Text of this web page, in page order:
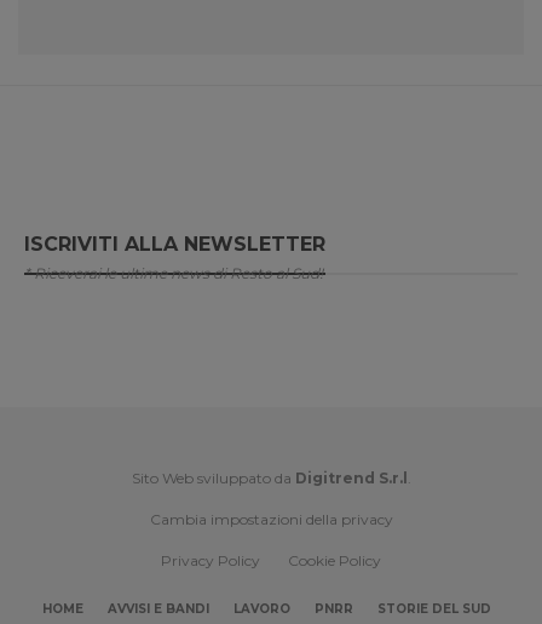
ISCRIVITI ALLA NEWSLETTER
* Riceverai le ultime news di Resto al Sud!
Sito Web sviluppato da Digitrend S.r.l .
Cambia impostazioni della privacy
Privacy Policy Cookie Policy
HOME AVVISI E BANDI LAVORO PNRR STORIE DEL SUD